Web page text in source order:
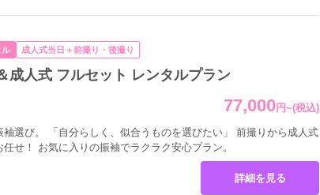
ル 成人式当日＋前撮り・後撮り
成人式 フルセット レンタルプラン
77,000 円~(税込)
袖選び。 「自分らしく、似合うものを選びたい」 前撮りから成人式
任せ！ お気に入りの振袖でラクラク安心プラン。
詳細を見る